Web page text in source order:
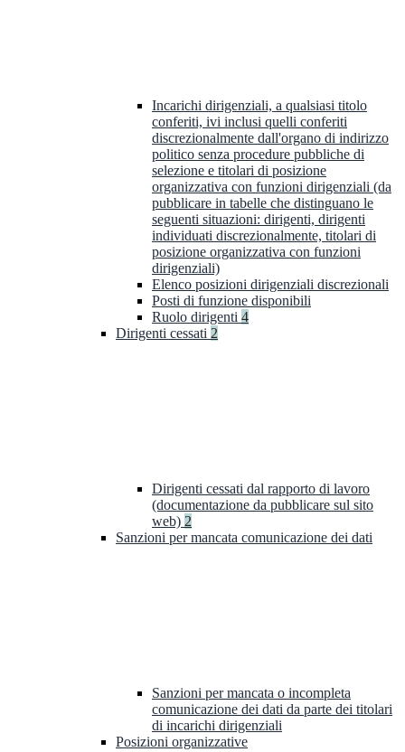
Incarichi dirigenziali, a qualsiasi titolo
conferiti, ivi inclusi quelli conferiti
discrezionalmente dall'organo di indirizzo
politico senza procedure pubbliche di
selezione e titolari di posizione
organizzativa con funzioni dirigenziali (da
pubblicare in tabelle che distinguano le
seguenti situazioni: dirigenti, dirigenti
individuati discrezionalmente, titolari di
posizione organizzativa con funzioni
dirigenziali)
Elenco posizioni dirigenziali discrezionali
Posti di funzione disponibili
Ruolo dirigenti 4
Dirigenti cessati 2
Dirigenti cessati dal rapporto di lavoro
(documentazione da pubblicare sul sito
web) 2
Sanzioni per mancata comunicazione dei dati
Sanzioni per mancata o incompleta
comunicazione dei dati da parte dei titolari
di incarichi dirigenziali
Posizioni organizzative